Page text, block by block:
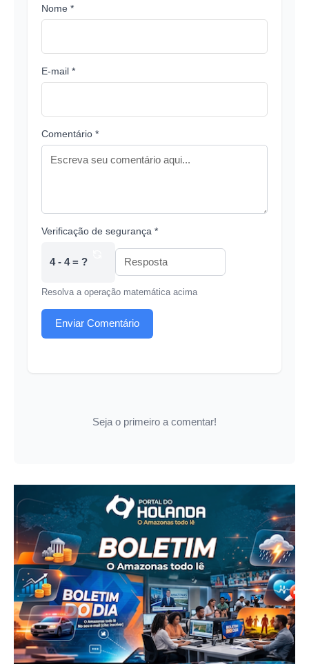
Nome *
E-mail *
Comentário *
Verificação de segurança *
4 - 4 = ?
Resolva a operação matemática acima
Enviar Comentário
Seja o primeiro a comentar!